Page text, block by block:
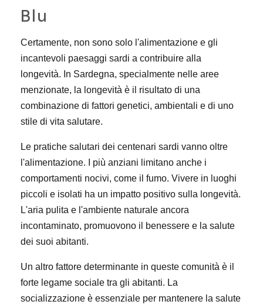
Blu
Certamente, non sono solo l'alimentazione e gli
incantevoli paesaggi sardi a contribuire alla
longevità. In Sardegna, specialmente nelle aree
menzionate, la longevità è il risultato di una
combinazione di fattori genetici, ambientali e di uno
stile di vita salutare.
Le pratiche salutari dei centenari sardi vanno oltre
l'alimentazione. I più anziani limitano anche i
comportamenti nocivi, come il fumo. Vivere in luoghi
piccoli e isolati ha un impatto positivo sulla longevità.
L'aria pulita e l'ambiente naturale ancora
incontaminato, promuovono il benessere e la salute
dei suoi abitanti.
Un altro fattore determinante in queste comunità è il
forte legame sociale tra gli abitanti. La
socializzazione è essenziale per mantenere la salute